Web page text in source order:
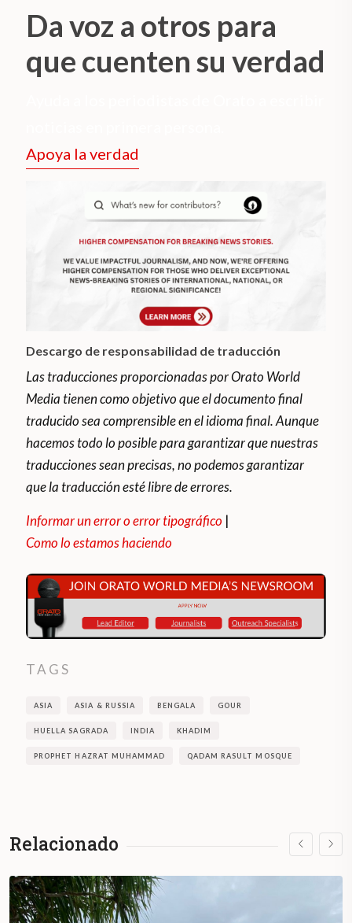
Da voz a otros para
que cuenten su verdad
Apoya la verdad
Descargo de responsabilidad de traducción
Las traducciones proporcionadas por Orato World
Media tienen como objetivo que el documento final
traducido sea comprensible en el idioma final. Aunque
hacemos todo lo posible para garantizar que nuestras
traducciones sean precisas, no podemos garantizar
que la traducción esté libre de errores.
Informar un error o error tipográfico |
Como lo estamos haciendo
TAGS
ASIA ASIA & RUSSIA BENGALA GOUR
HUELLA SAGRADA INDIA KHADIM
PROPHET HAZRAT MUHAMMAD QADAM RASULT MOSQUE
Relacionado